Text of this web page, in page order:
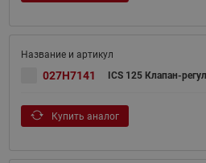
027H7141 ICS 125 Клапан-
Купить аналог